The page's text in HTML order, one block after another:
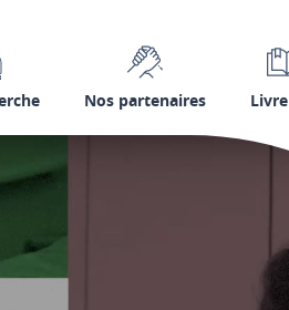
Nos partenaires